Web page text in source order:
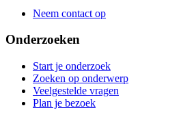
Neem contact op
Onderzoeken
Start je onderzoek
Zoeken op onderwerp
Veelgestelde vragen
Plan je bezoek